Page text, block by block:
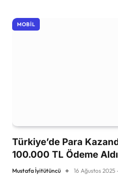
MOBIL
Türkiye’de Para
100.000 TL Ödeme Aldı
Mustafa İyitütüncü 16 Ağustos 2025